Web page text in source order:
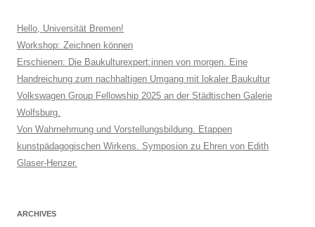
Hello, Universität Bremen!
Workshop: Zeichnen können
Erschienen: Die Baukulturexpert:innen von morgen. Eine
Handreichung zum nachhaltigen Umgang mit lokaler Baukultur
Volkswagen Group Fellowship 2025 an der Städtischen Galerie
Wolfsburg.
Von Wahrnehmung und Vorstellungsbildung. Etappen
kunstpädagogischen Wirkens. Symposion zu Ehren von Edith
Glaser-Henzer.
ARCHIVES